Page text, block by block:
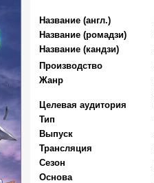
Название (англ.)
Название (ромадзи)
Название (кандзи)
Производство
Жанр
Целевая аудитория
Тип
Выпуск
Трансляция
Сезон
Основа